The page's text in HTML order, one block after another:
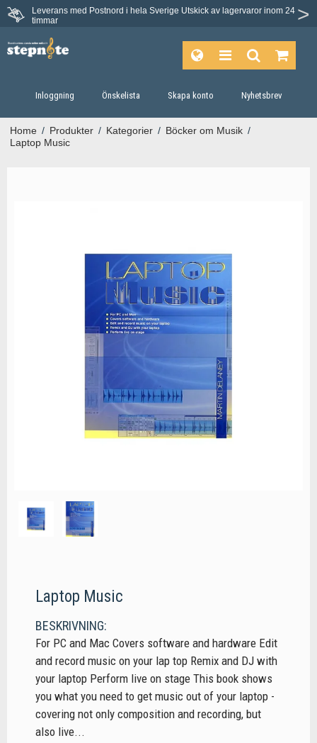
Leverans med Postnord i hela Sverige Utskick av lagervaror inom 24
timmar
Du har 30 dagars ångerrätt.
Inloggning Önskelista Skapa konto Nyhetsbrev
Home / Produkter / Kategorier / Böcker om Musik /
Laptop Music
Laptop Music
BESKRIVNING:
For PC and Mac Covers software and hardware Edit
and record music on your lap top Remix and DJ with
your laptop Perform live on stage This book shows
you what you need to get music out of your laptop -
covering not only composition and recording, but
also live...